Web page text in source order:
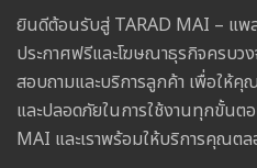
ยินดีต้อนรับสู่ TARAD MAI – แพ
ประกาศฟรีและโฆษณาธุรกิจครบว
สอบถามและบริการลูกค้า เพื่อให้
และปลอดภัยในการใช้งานทุกขั้นต
MAI และเราพร้อมให้บริการคุณตล